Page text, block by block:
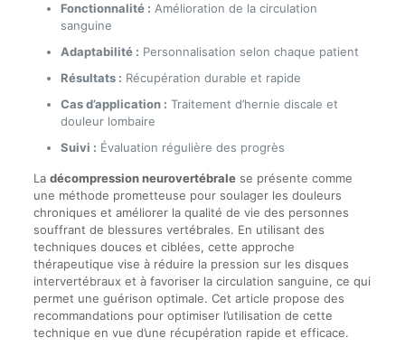
Fonctionnalité : Amélioration de la circulation
sanguine
Adaptabilité : Personnalisation selon chaque patient
Résultats : Récupération durable et rapide
Cas d’application : Traitement d’hernie discale et
douleur lombaire
Suivi : Évaluation régulière des progrès
La décompression neurovertébralese présente comme
une méthode prometteuse pour soulager les douleurs
chroniques et améliorer la qualité de vie des personnes
souffrant de blessures vertébrales. En utilisant des
techniques douces et ciblées, cette approche
thérapeutique vise à réduire la pression sur les disques
intervertébraux et à favoriser la circulation sanguine, ce qui
permet une guérison optimale. Cet article propose des
recommandations pour optimiser l’utilisation de cette
technique en vue d’une récupération rapide et efficace.